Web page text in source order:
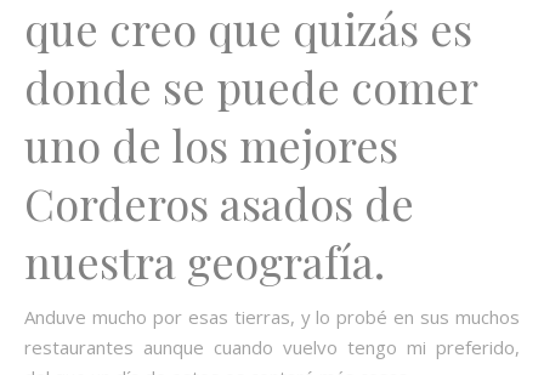
que creo que quizás es
donde se puede comer
uno de los mejores
Corderos asados de
nuestra geografía.
Anduve mucho por esas tierras, y lo probé en sus muchos
restaurantes aunque cuando vuelvo tengo mi preferido,